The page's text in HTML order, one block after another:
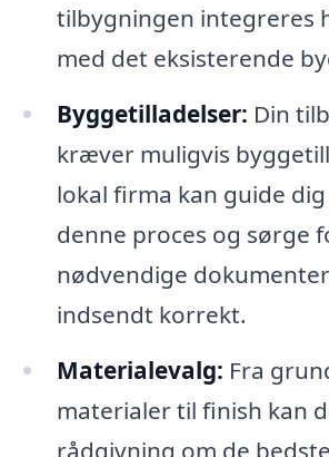
tilbygningen integreres
med det eksisterende
Byggetilladelser: Din
kræver muligvis
lokal firma kan guide
denne proces og sørge
nødvendige
indsendt korrekt.
Materialevalg: Fra
materialer til finish kan
rådgivning om de